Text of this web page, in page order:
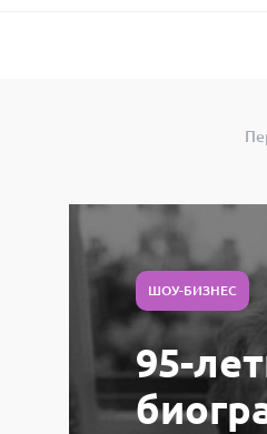
ШОУ-БИЗНЕС
95-